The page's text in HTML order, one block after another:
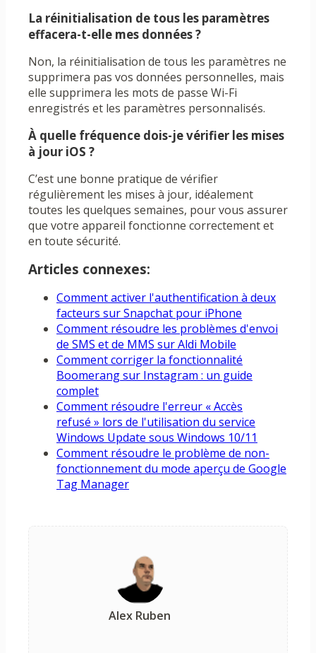
La réinitialisation de tous les paramètres
effacera-t-elle mes données ?
Non, la réinitialisation de tous les paramètres ne
supprimera pas vos données personnelles, mais
elle supprimera les mots de passe Wi-Fi
enregistrés et les paramètres personnalisés.
À quelle fréquence dois-je vérifier les mises
à jour iOS ?
C’est une bonne pratique de vérifier
régulièrement les mises à jour, idéalement
toutes les quelques semaines, pour vous assurer
que votre appareil fonctionne correctement et
en toute sécurité.
Articles connexes:
Comment activer l'authentification à deux
facteurs sur Snapchat pour iPhone
Comment résoudre les problèmes d'envoi
de SMS et de MMS sur Aldi Mobile
Comment corriger la fonctionnalité
Boomerang sur Instagram : un guide
complet
Comment résoudre l'erreur « Accès
refusé » lors de l'utilisation du service
Windows Update sous Windows 10/11
Comment résoudre le problème de non-
fonctionnement du mode aperçu de Google
Tag Manager
Alex Ruben